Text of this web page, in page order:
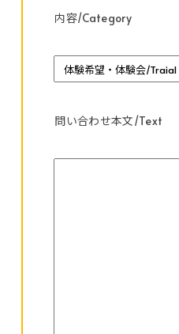
内容/Category
問い合わせ本文/Text